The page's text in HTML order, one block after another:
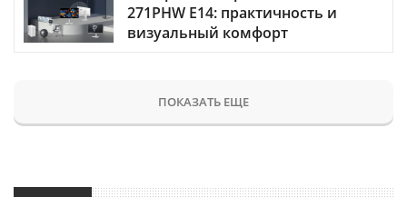
271PHW E14: практичность и
визуальный комфорт
ПОКАЗАТЬ ЕЩЕ